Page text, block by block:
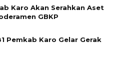
Karo Akan Serahkan Aset
GBKP
Pemkab Karo Gelar Gerak